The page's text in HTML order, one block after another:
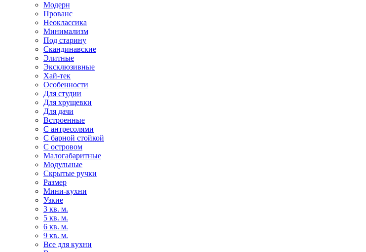
Модерн
Прованс
Неоклассика
Минимализм
Под старину
Скандинавские
Элитные
Эксклюзивные
Хай-тек
Особенности
Для студии
Для хрущевки
Для дачи
Встроенные
С антресолями
С барной стойкой
С островом
Малогабаритные
Модульные
Скрытые ручки
Размер
Мини-кухни
Узкие
3 кв. м.
5 кв. м.
6 кв. м.
9 кв. м.
Все для кухни